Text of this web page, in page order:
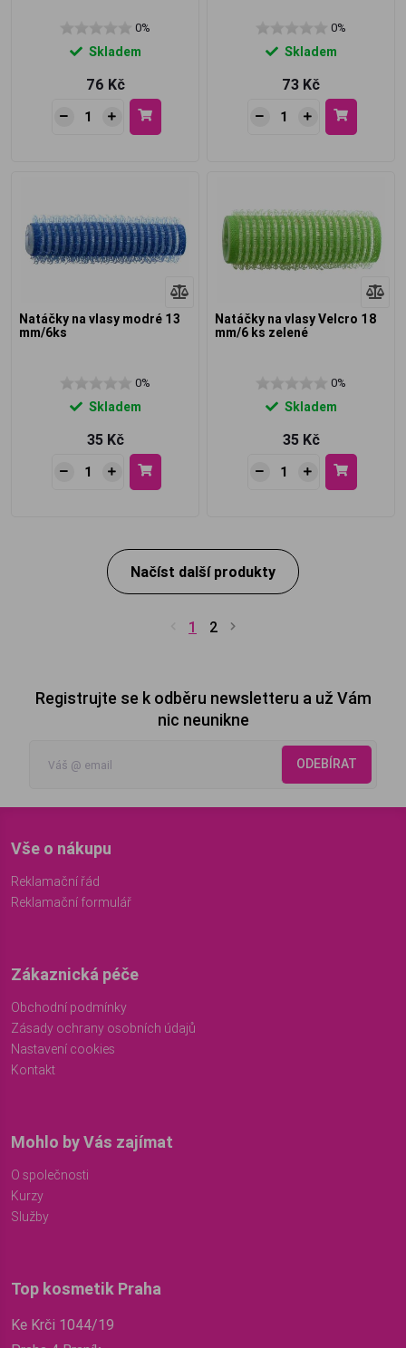
0%
Skladem
76 Kč
0%
Skladem
73 Kč
Natáčky na vlasy modré 13
mm/6ks
0%
Skladem
35 Kč
Natáčky na vlasy Velcro 18
mm/6 ks zelené
0%
Skladem
35 Kč
Načíst další produkty
1 2
Registrujte se k odběru newsletteru a už Vám
nic neunikne
ODEBÍRAT
Vše o nákupu
Reklamační řád
Reklamační formulář
Zákaznická péče
Obchodní podmínky
Zásady ochrany osobních údajů
Nastavení cookies
Kontakt
Mohlo by Vás zajímat
O společnosti
Kurzy
Služby
Top kosmetik Praha
Ke Krči 1044/19